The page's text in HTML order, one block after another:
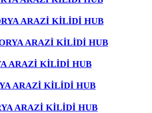
ARAZİ KİLİDİ HUB
ARAZİ KİLİDİ HUB
ARAZİ KİLİDİ HUB
ARAZİ KİLİDİ HUB
ARAZİ KİLİDİ HUB